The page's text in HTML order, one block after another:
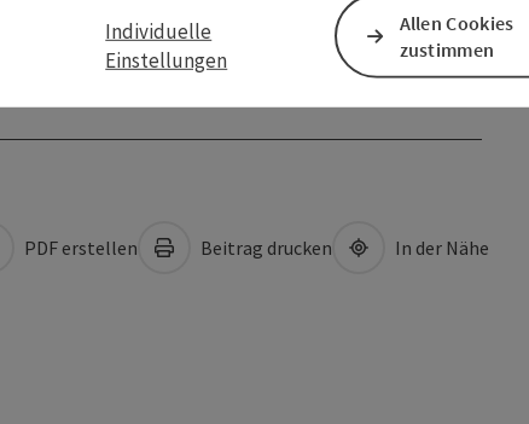
PDF erstellen Beitrag drucken In der Nähe
Individuelle
Einstellungen
Allen Cookies
zustimmen